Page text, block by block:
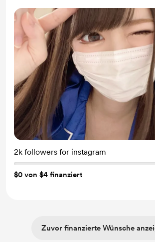
2k followers for instagram
$0 von $4 finanziert
Zuvor finanzierte Wünsche